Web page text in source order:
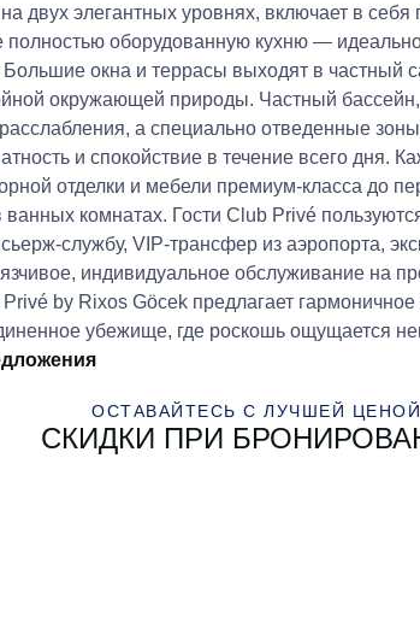
двух элегантных уровнях, включает в
полностью оборудованную кухню —
окна и террасы выходят в частный
окружающей природы. Частный
а специально отведенные
и спокойствие в течение всего дня.
отделки и мебели премиум-класса до
комнатах. Гости Club Privé
службу, VIP-трансфер из аэропорта,
индивидуальное обслуживание на
by Rixos Göcek предлагает
убежище, где роскошь ощущается
ОСТАВАЙТЕСЬ С ЛУЧШЕЙ ЦЕНОЙ
СКИДКИ ПРИ